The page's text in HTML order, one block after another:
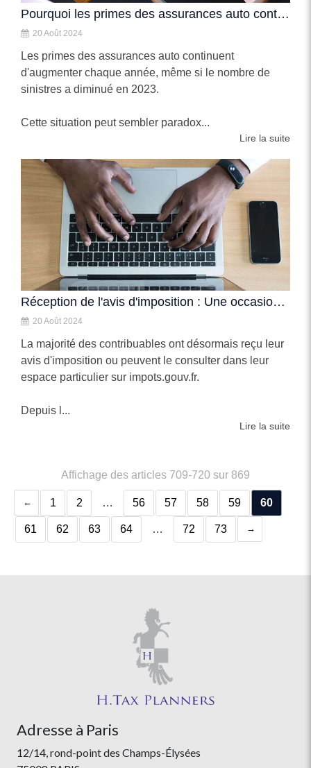
Pourquoi les primes des assurances auto continuent d'augmenter ?
20 Août 2024
Les primes des assurances auto continuent
d'augmenter chaque année, même si le nombre de
sinistres a diminué en 2023.
Cette situation peut sembler paradox...
Lire la suite
Réception de l'avis d'imposition : Une occasion de la vérifier et la corriger
20 Août 2024
La majorité des contribuables ont désormais reçu leur
avis d'imposition ou peuvent le consulter dans leur
espace particulier sur impots.gouv.fr.
Depuis l...
Lire la suite
Affichage des articles 709-720 sur 869
1 2 … 56 57 58 59 60
61 62 63 64 … 72 73
Adresse à Paris
12/14, rond-point des Champs-Élysées